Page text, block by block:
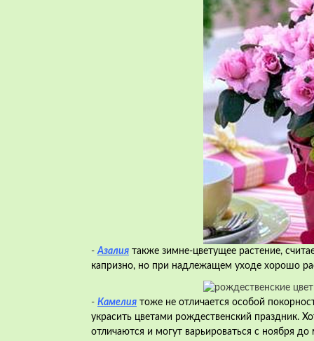
-Азалия также зимне-цветущее растение,
капризно, но при надлежащем уходе хорошо
- Камелия тоже не отличается особой
украсить цветами рождественский праздник.
отличаются и могут варьироваться с ноября